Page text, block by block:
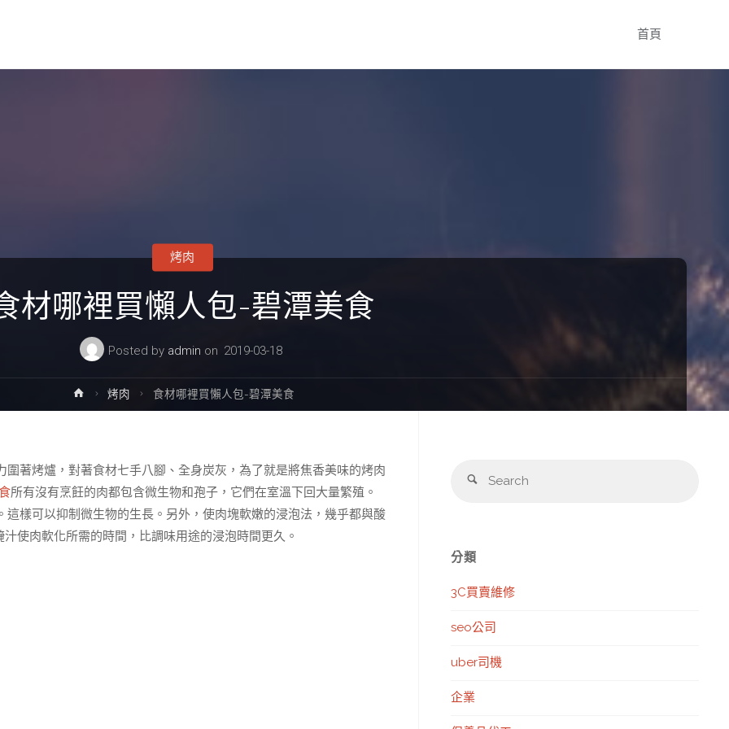
首頁
材哪裡買懶人包-碧潭美食
Posted by admin on 2019-03-18
烤肉
Home烤肉 食材哪裡買懶人包-碧潭美食
著烤爐，對著食材七手八腳、全身炭灰，為了就是將焦香美味的烤肉
所有沒有烹飪的肉都包含微生物和孢子，它們在室溫下回大量繁殖。
樣可以抑制微生物的生長。另外，使肉塊軟嫩的浸泡法，幾乎都與酸
使肉軟化所需的時間，比調味用途的浸泡時間更久。
Search
分類
3C買賣維修
seo公司
uber司機
企業